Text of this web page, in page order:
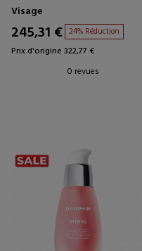
28 JOURS
Visage
245,31 € 24% Réduction
Prix d'origine 322,77 €
0 revues